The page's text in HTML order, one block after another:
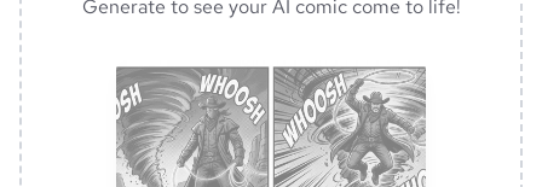
Generate to see your AI comic come to life!